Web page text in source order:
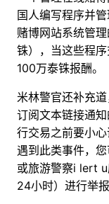
国人编写程序并
赌博网站系统管
铢），当这些程
100万泰铢报酬。
米林警官还补充
订阅文本链接通
行交易之前要小
遇到此类事件，
或旅游警察i lert
24小时）进行举报